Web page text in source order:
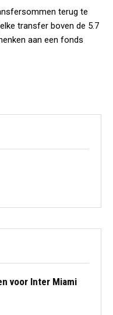
terug te
transfer boven de 5.7
aan een fonds
voor Inter Miami